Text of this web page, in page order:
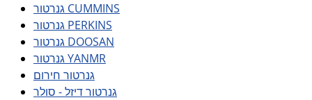
גנרטור CUMMINS
גנרטור PERKINS
גנרטור DOOSAN
גנרטור YANMR
גנרטור חירום
גנרטור דיזל - סולר